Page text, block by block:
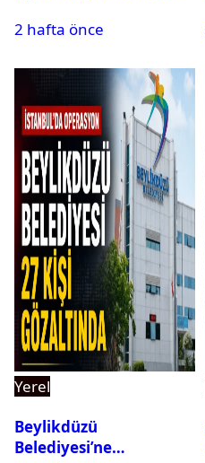
var
2 hafta önce
Yerel
Beylikdüzü
Belediyesi’ne